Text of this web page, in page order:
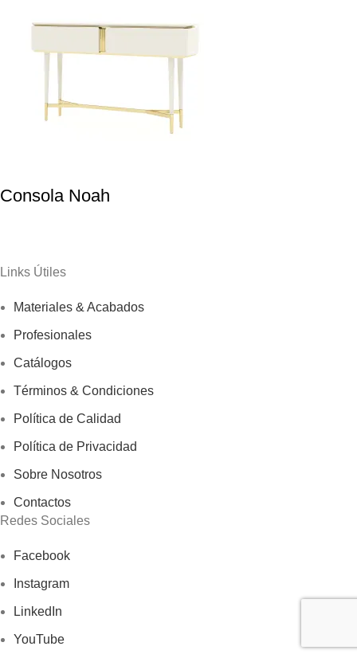
Consola Noah
Links Útiles
Materiales & Acabados
Profesionales
Catálogos
Términos & Condiciones
Política de Calidad
Política de Privacidad
Sobre Nosotros
Contactos
Redes Sociales
Facebook
Instagram
LinkedIn
YouTube